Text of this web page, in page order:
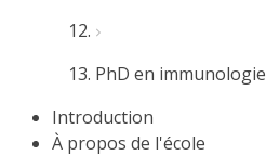
PhD en immunologie
Introduction
À propos de l'école